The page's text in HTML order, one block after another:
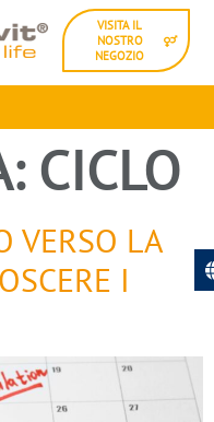
VISITA IL
NOSTRO
NEGOZIO
CICLO
VERSO LA
I